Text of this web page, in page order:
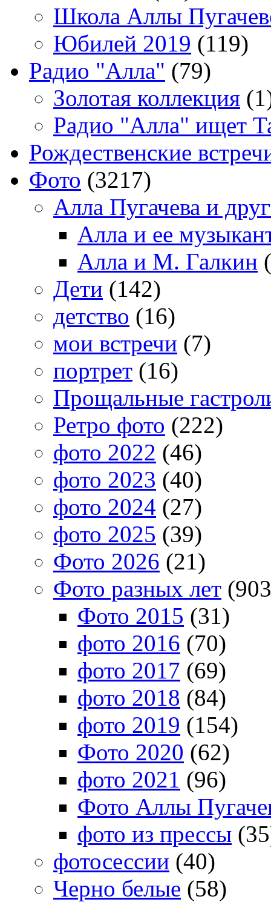
Школа Аллы
Юбилей 2019 (119)
Радио "Алла" (79)
Золотая коллекция
Радио "Алла" ищет
Рождественские
Фото (3217)
Алла Пугачева и
Алла и ее
Алла и М. Галкин
Дети (142)
детство (16)
мои встречи (7)
портрет (16)
Прощальные
Ретро фото (222)
фото 2022 (46)
фото 2023 (40)
фото 2024 (27)
фото 2025 (39)
Фото 2026 (21)
Фото разных лет
Фото 2015 (31)
фото 2016 (70)
фото 2017 (69)
фото 2018 (84)
фото 2019 (154)
Фото 2020 (62)
фото 2021 (96)
Фото Аллы
фото из прессы
фотосессии (40)
Черно белые (58)